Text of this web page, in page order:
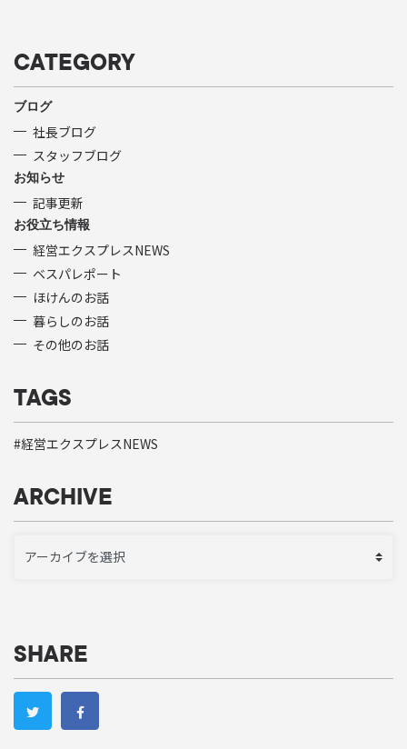
CATEGORY
ブログ
社長ブログ
スタッフブログ
お知らせ
記事更新
お役立ち情報
経営エクスプレスNEWS
ベスパレポート
ほけんのお話
暮らしのお話
その他のお話
TAGS
経営エクスプレスNEWS
ARCHIVE
SHARE